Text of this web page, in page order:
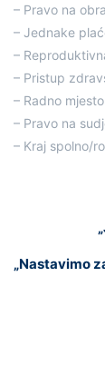
– Pravo na
– Jednake
–
– Pristup
– Radno
– Pravo na
– Kraj spolno/
„Nastavimo